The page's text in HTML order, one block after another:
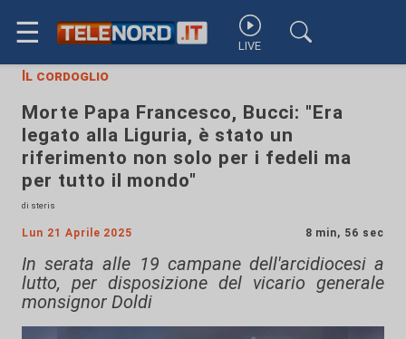
☰ LIVE
Il cordoglio
Morte Papa Francesco, Bucci: "Era
legato alla Liguria, è stato un
riferimento non solo per i fedeli ma
per tutto il mondo"
di steris
Lun 21 Aprile 2025 8 min, 56 sec
In serata alle 19 campane dell'arcidiocesi a
lutto, per disposizione del vicario generale
monsignor Doldi